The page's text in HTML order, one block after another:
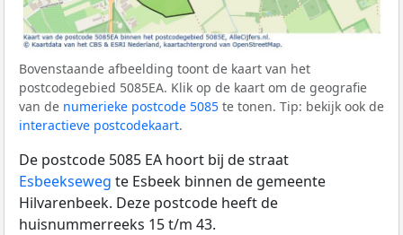
Bovenstaande afbeelding toont de kaart van het
postcodegebied 5085EA. Klik op de kaart om de geografie
van de numerieke postcode 5085 te tonen. Tip: bekijk ook de
interactieve postcodekaart.
De postcode 5085 EA hoort bij de straat
Esbeekseweg te Esbeek binnen de gemeente
Hilvarenbeek. Deze postcode heeft de
huisnummerreeks 15 t/m 43.